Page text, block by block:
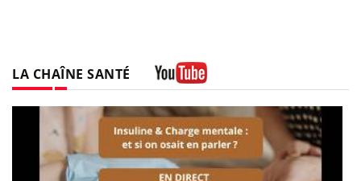
LA CHAÎNE SANTÉ